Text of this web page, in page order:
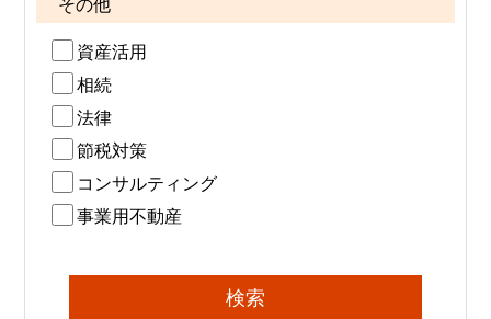
資産活用
相続
法律
節税対策
コンサルティング
事業用不動産